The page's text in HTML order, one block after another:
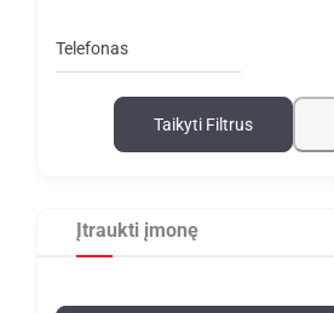
Telefonas
Taikyti Filtrus
Įtraukti įmonę